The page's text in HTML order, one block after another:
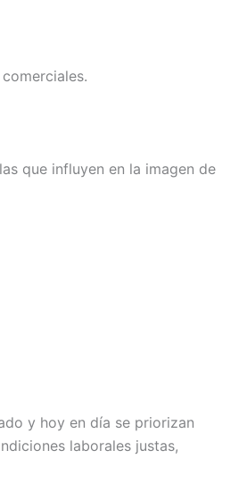
que influyen en la imagen de
y hoy en día se priorizan
laborales justas,